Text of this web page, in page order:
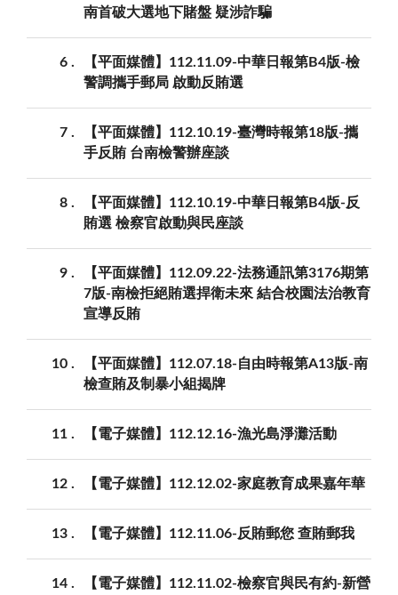
南首破大選地下賭盤 疑涉詐騙
6
【平面媒體】112.11.09-中華日報第B4版-檢
警調攜手郵局 啟動反賄選
7
【平面媒體】112.10.19-臺灣時報第18版-攜
手反賄 台南檢警辦座談
8
【平面媒體】112.10.19-中華日報第B4版-反
賄選 檢察官啟動與民座談
9
【平面媒體】112.09.22-法務通訊第3176期第
7版-南檢拒絕賄選捍衛未來 結合校園法治教育
宣導反賄
10
【平面媒體】112.07.18-自由時報第A13版-南
檢查賄及制暴小組揭牌
11 【電子媒體】112.12.16-漁光島淨灘活動
12 【電子媒體】112.12.02-家庭教育成果嘉年華
13 【電子媒體】112.11.06-反賄郵您 查賄郵我
14
【電子媒體】112.11.02-檢察官與民有約-新營